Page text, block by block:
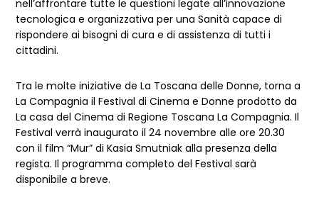
nell’affrontare tutte le questioni legate all’innovazione
tecnologica e organizzativa per una Sanità capace di
rispondere ai bisogni di cura e di assistenza di tutti i
cittadini.
Tra le molte iniziative de La Toscana delle Donne, torna a
La Compagnia il Festival di Cinema e Donne prodotto da
La casa del Cinema di Regione Toscana La Compagnia. Il
Festival verrà inaugurato il 24 novembre alle ore 20.30
con il film “Mur” di Kasia Smutniak alla presenza della
regista. Il programma completo del Festival sarà
disponibile a breve.